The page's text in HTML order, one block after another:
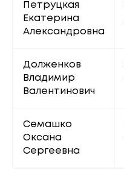
Петруцкая
Екатерина
Александровна
Долженков
Владимир
Валентинович
Семашко
Оксана
Сергеевна